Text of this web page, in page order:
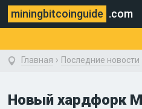
miningbitcoinguide .com
Главная › Последние новости
Новый хардфорк